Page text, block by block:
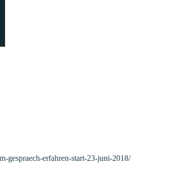
gespraech-erfahren-start-23-juni-2018/